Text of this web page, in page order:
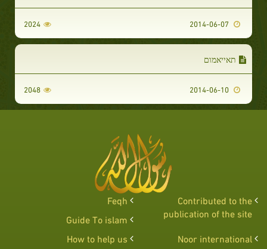
2024
תאייאמום
2048
Contributed to the
publication of the site
Feqh
Guide To islam
Noor international
How to help us